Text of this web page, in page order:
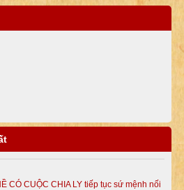
CÓ CUỘC CHIA LY tiếp tục sứ mệnh nối